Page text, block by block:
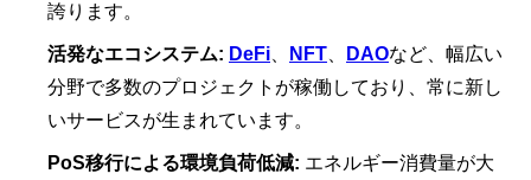
誇ります。
活発なエコシステム: DeFi NFT DAOなど、幅広い
分野で多数のプロジェクトが稼働しており、常に新し
いサービスが生まれています。
PoS移行による環境負荷低減: エネルギー消費量が大